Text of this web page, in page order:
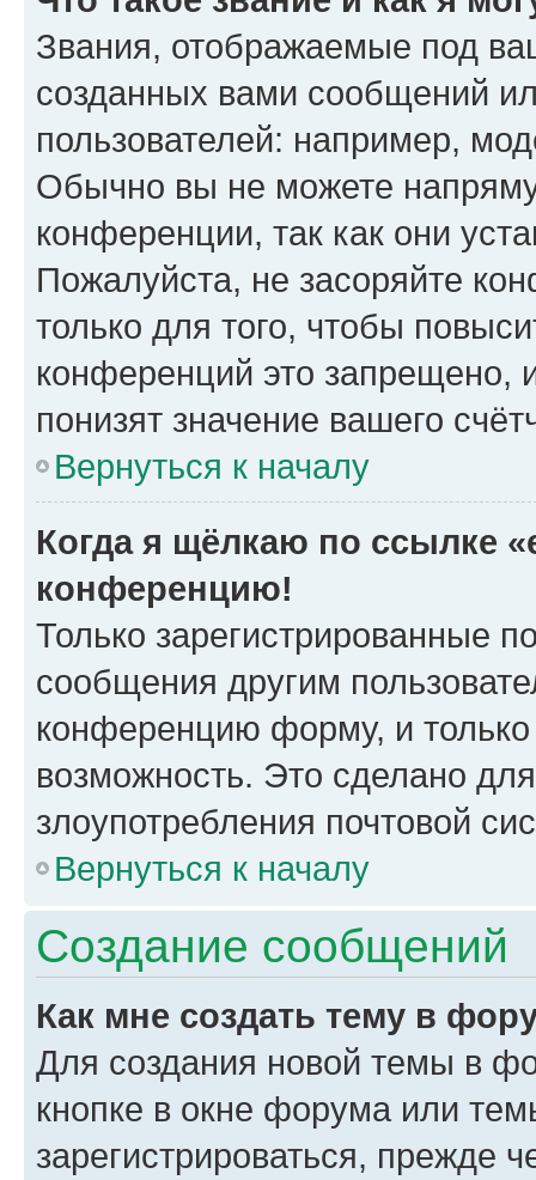
Звания, отображаемые под
созданных вами сообщений
пользователей: например,
Обычно вы не можете
конференции, так как они
Пожалуйста, не засоряйте
только для того, чтобы
конференций это запрещено,
понизят значение вашего
Вернуться к началу
Когда я щёлкаю по ссылке
конференцию!
Только зарегистрированные
сообщения другим
конференцию форму, и
возможность. Это сделано
злоупотребления почтовой
Вернуться к началу
Создание сообщений
Как мне создать тему в
Для создания новой темы в
кнопке в окне форума или
зарегистрироваться, прежде